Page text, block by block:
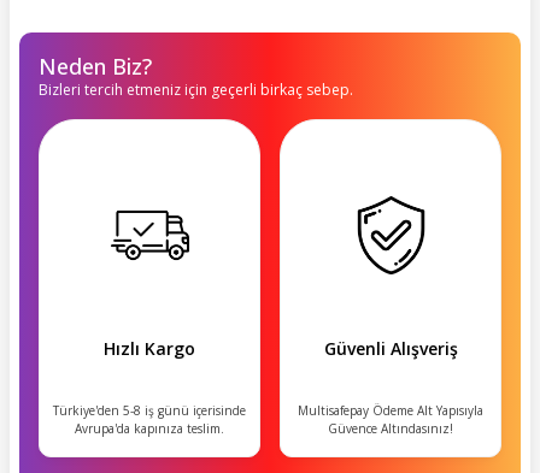
Neden Biz?
Bizleri tercih etmeniz için geçerli birkaç sebep.
Hızlı Kargo
Türkiye'den 5-8 iş günü içerisinde
Avrupa'da kapınıza teslim.
Güvenli Alışveriş
Multisafepay Ödeme Alt Yapısıyla
Güvence Altındasınız!